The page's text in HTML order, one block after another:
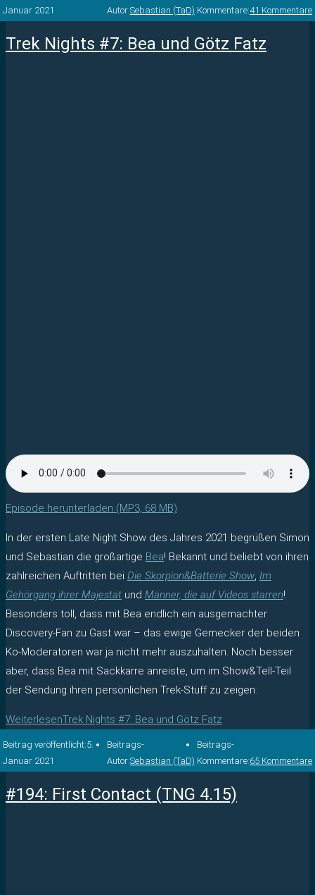
Januar 2021
Autor:Sebastian (TaD) Kommentare:41 Kommentare
Trek Nights #7: Bea und Götz Fatz
Episode herunterladen (MP3, 68 MB)
In der ersten Late Night Show des Jahres 2021 begrüßen Simon
und Sebastian die großartige Bea! Bekannt und beliebt von ihren
zahlreichen Auftritten bei Die Skorpion&Batterie Show, Im
Gehörgang ihrer Majestät und Männer, die auf Videos starren!
Besonders toll, dass mit Bea endlich ein ausgemachter
Discovery-Fan zu Gast war – das ewige Gemecker der beiden
Ko-Moderatoren war ja nicht mehr auszuhalten. Noch besser
aber, dass Bea mit Sackkarre anreiste, um im Show&Tell-Teil
der Sendung ihren persönlichen Trek-Stuff zu zeigen.
WeiterlesenTrek Nights #7: Bea und Götz Fatz
Beitrag veröffentlicht:5.
Januar 2021
Beitrags-
Autor:Sebastian (TaD)
Beitrags-
Kommentare:65 Kommentare
#194: First Contact (TNG 4.15)